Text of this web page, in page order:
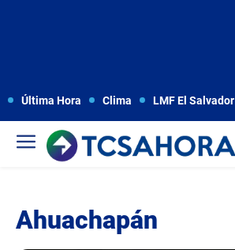
Última Hora Clima LMF El Salvador
Ahuachapán